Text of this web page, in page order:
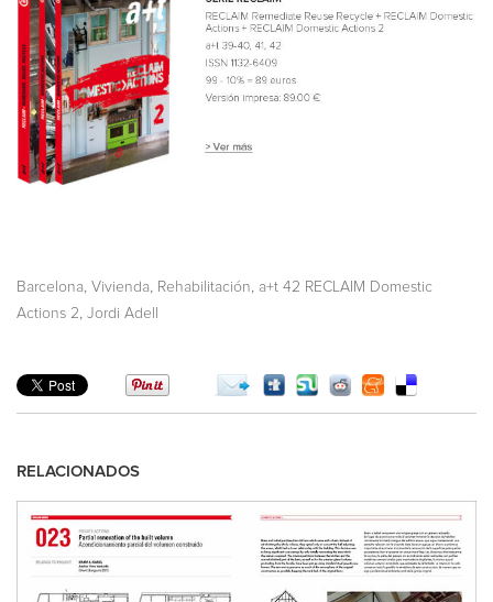
Barcelona, Vivienda, Rehabilitación, a+t 42 RECLAIM Domestic
Actions 2, Jordi Adell
RELACIONADOS